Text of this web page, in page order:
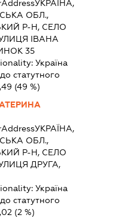
УКРАЇНА,
ОБЛ.,
Р-Н, СЕЛО
ІВАНА
35
Україна
статутного
(49 %)
УКРАЇНА,
ОБЛ.,
Р-Н, СЕЛО
ДРУГА,
Україна
статутного
(2 %)